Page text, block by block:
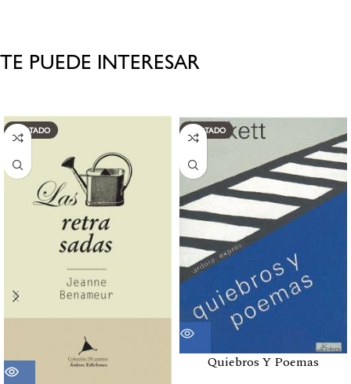
TE PUEDE INTERESAR
AGOTADO AGOTADO
Quiebros Y Poemas